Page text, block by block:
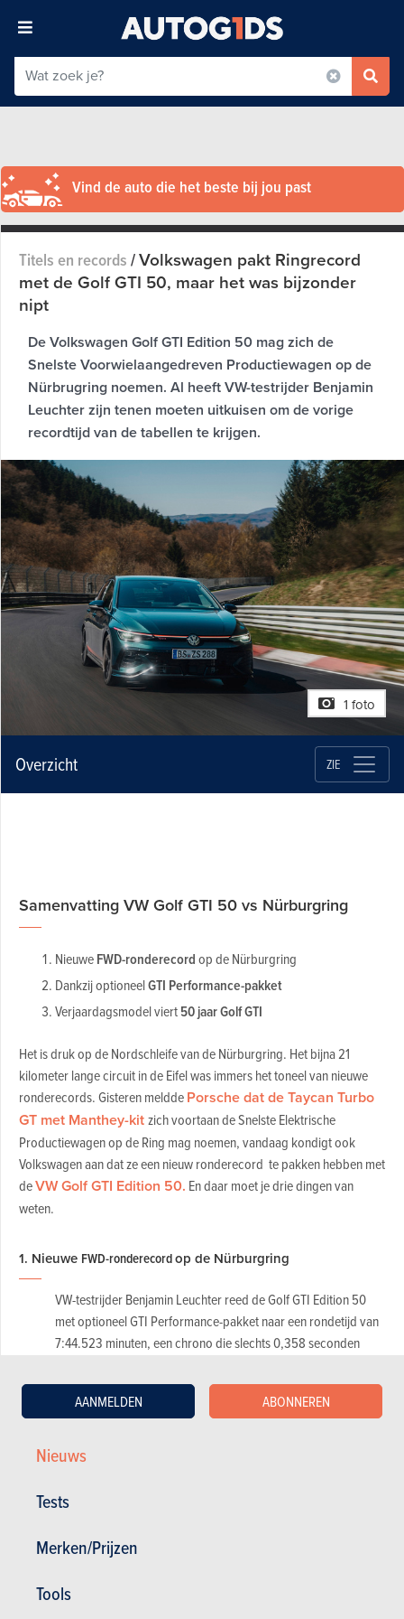
Nieuws
Tests
Merken/Prijzen
Tools
AANMELDEN ABONNEREN
Vind de auto die het beste bij jou past
Titels en records/Volkswagen pakt Ringrecord
met de Golf GTI 50, maar het was bijzonder
nipt
De Volkswagen Golf GTI Edition 50 mag zich de
Snelste Voorwielaangedreven Productiewagen op de
Nürbrugring noemen. Al heeft VW-testrijder Benjamin
Leuchter zijn tenen moeten uitkuisen om de vorige
recordtijd van de tabellen te krijgen.
1 foto
Overzicht ZIE
Samenvatting VW Golf GTI 50 vs Nürburgring
NieuweFWD-ronderecordop de Nürburgring
Dankzij optioneelGTI Performance-pakket
Verjaardagsmodel viert50 jaar Golf GTI
Het is druk op de Nordschleife van de Nürburgring. Het bijna 21
kilometer lange circuit in de Eifel was immers het toneel van nieuwe
ronderecords. Gisteren melddePorsche dat de Taycan Turbo
GT met Manthey-kitzich voortaan de Snelste Elektrische
Productiewagen op de Ring mag noemen, vandaag kondigt ook
Volkswagen aan dat ze een nieuw ronderecord te pakken hebben met
deVW Golf GTI Edition 50. En daar moet je drie dingen van
weten.
1. Nieuwe FWD-ronderecordop de Nürburgring
VW-testrijder Benjamin Leuchter reed de Golf GTI Edition 50
met optioneel GTI Performance-pakket naar een rondetijd van
7:44.523 minuten, een chrono die slechts 0,358 seconden
Maar goed, Wolfsburg heeft het doel om titel van Snelste
Voorwielaangedreven Productiewagen op de Nürbrugring te
doen.
2. Dankzij optioneel
Omdat bij een recordpoging zowat elke milliseconde telt,
met het speciale, 4.165 euro kostende GTI Performance-pakket